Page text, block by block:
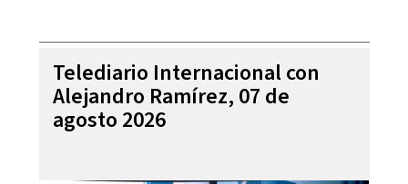
Telediario Internacional con
Alejandro Ramírez, 07 de
agosto 2026